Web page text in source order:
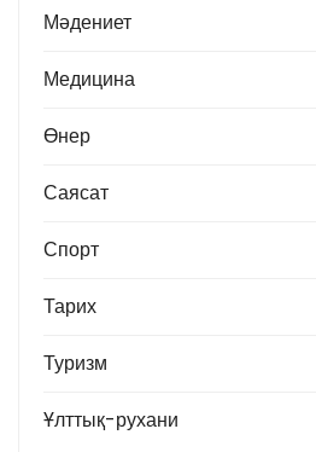
Мәдениет
Медицина
Өнер
Саясат
Спорт
Тарих
Туризм
Ұлттық-рухани